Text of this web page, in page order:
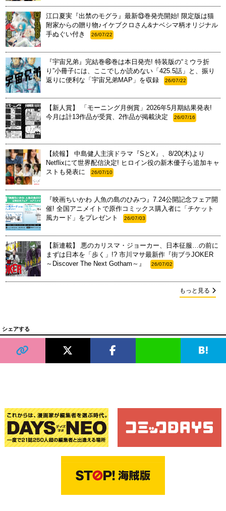
江口夏実『出禁のモグラ』最新⑬巻発売開始! 限定版は猫
附家からの贈り物♪イケブクロさん&ナベシマ柄オリジナル
手ぬぐい付き
26/07/22
『宇宙兄弟』完結巻㊻巻は本日発売! 特装版の“ミウラ折
り”小冊子には、ここでしか読めない「425.5話」と、振り
返りに便利な「宇宙兄弟MAP」を収録
26/07/22
【新人賞】 「モーニング月例賞」2026年5月期結果発表!
今月は計13作品が受賞、2作品が掲載決定
26/07/16
【続報】 中島健人主演ドラマ『SとX』、8/20(木)より
Netflixにて世界配信決定! ヒロイン役の新木優子ら追加キャ
ストも発表に
26/07/10
『映画ちいかわ 人魚の島のひみつ』7.24公開記念フェア開
催! 全国アニメイトで原作コミックス購入者に「チケット
風カード」をプレゼント
26/07/03
【新連載】 悪のカリスマ・ジョーカー、日本征服…の前に
まずは日本を「歩く」!? 市川マサ最新作『街ブラJOKER
～Discover The Next Gotham～』
26/07/02
もっと見る
シェアする